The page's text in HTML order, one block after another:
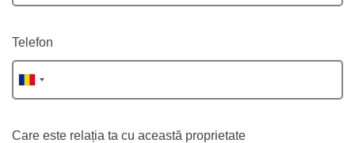
Telefon
Care este relația ta cu această proprietate